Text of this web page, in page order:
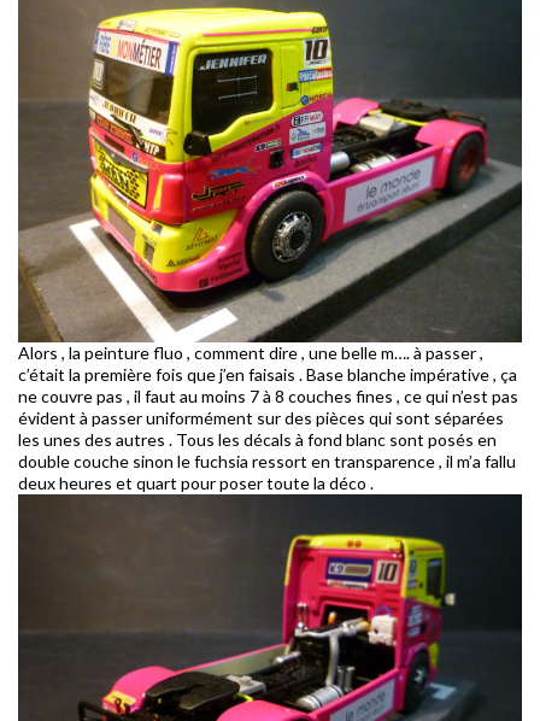
Alors , la peinture fluo , comment dire , une belle m…. à passer ,
c’était la première fois que j’en faisais . Base blanche impérative , ça
ne couvre pas , il faut au moins 7 à 8 couches fines , ce qui n’est pas
évident à passer uniformément sur des pièces qui sont séparées
les unes des autres . Tous les décals à fond blanc sont posés en
double couche sinon le fuchsia ressort en transparence , il m’a fallu
deux heures et quart pour poser toute la déco .